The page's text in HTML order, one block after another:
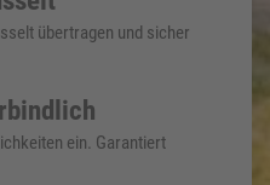
übertragen und sicher
ein. Garantiert